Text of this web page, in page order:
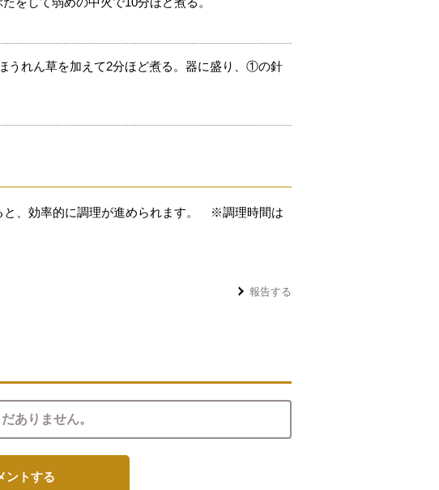
うれん草を加えて2分ほど煮る。器に盛り、①の針
と、効率的に調理が進められます。 ※調理時間は
報告する
ありません。
ントする